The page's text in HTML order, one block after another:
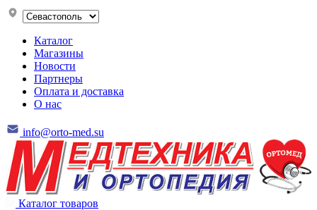
Каталог
Магазины
Новости
Партнеры
Оплата и доставка
О нас
info@orto-med.su
Каталог товаров